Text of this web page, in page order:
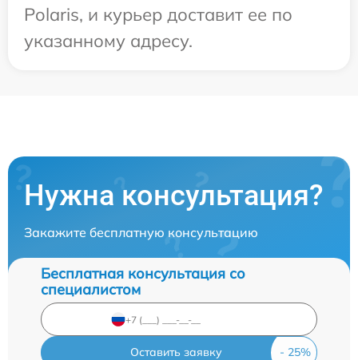
Polaris, и курьер доставит ее по
указанному адресу.
Нужна консультация?
Закажите бесплатную консультацию
Бесплатная консультация со
специалистом
Оставить заявку